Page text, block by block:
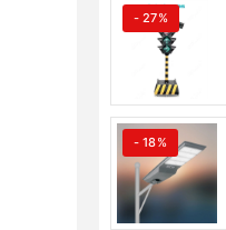
- 27%
- 18%